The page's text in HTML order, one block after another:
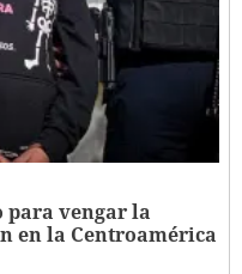
para vengar la
en la Centroamérica